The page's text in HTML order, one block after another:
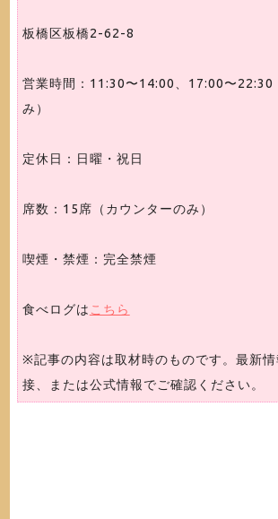
板橋区板橋2-62-8
営業時間：11:30〜14:00、17:00〜22:30
み）
定休日：日曜・祝日
席数：15席（カウンターのみ）
喫煙・禁煙：完全禁煙
食べログは こちら
※記事の内容は取材時のものです。最新情
接、または公式情報でご確認ください。